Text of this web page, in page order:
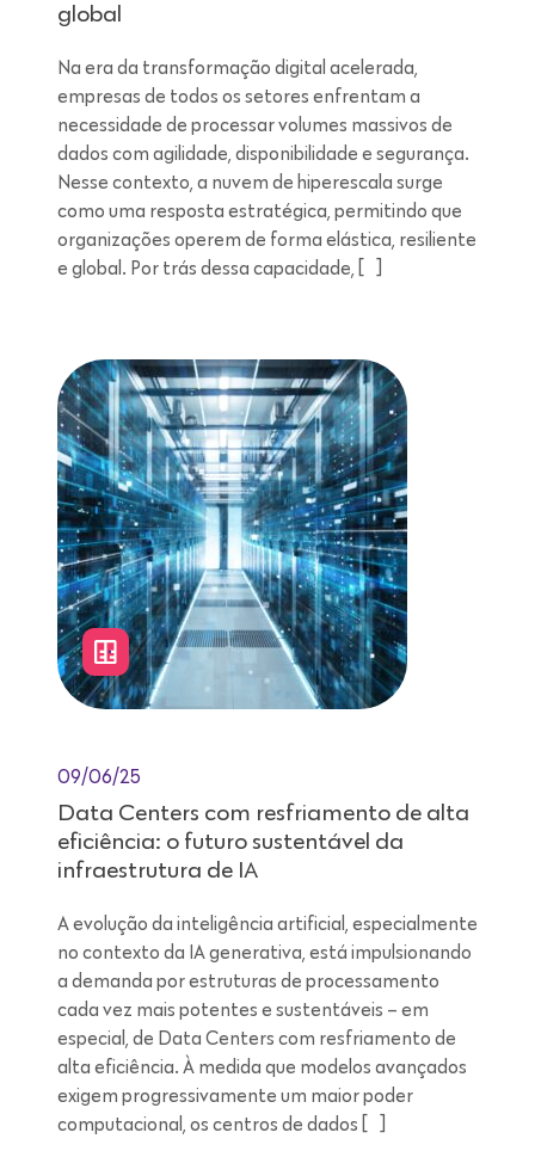
global
Na era da transformação digital acelerada,
empresas de todos os setores enfrentam a
necessidade de processar volumes massivos de
dados com agilidade, disponibilidade e segurança.
Nesse contexto, a nuvem de hiperescala surge
como uma resposta estratégica, permitindo que
organizações operem de forma elástica, resiliente
e global. Por trás dessa capacidade, […]
09/06/25
Data Centers com resfriamento de alta
eficiência: o futuro sustentável da
infraestrutura de IA
A evolução da inteligência artificial, especialmente
no contexto da IA generativa, está impulsionando
a demanda por estruturas de processamento
cada vez mais potentes e sustentáveis – em
especial, de Data Centers com resfriamento de
alta eficiência. À medida que modelos avançados
exigem progressivamente um maior poder
computacional, os centros de dados […]